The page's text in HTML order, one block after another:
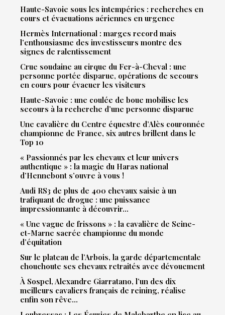
Haute-Savoie sous les intempéries : recherches en
cours et évacuations aériennes en urgence
Hermès International : marges record mais
l’enthousiasme des investisseurs montre des
signes de ralentissement
Crue soudaine au cirque du Fer-à-Cheval : une
personne portée disparue, opérations de secours
en cours pour évacuer les visiteurs
Haute-Savoie : une coulée de boue mobilise les
secours à la recherche d’une personne disparue
Une cavalière du Centre équestre d’Alès couronnée
championne de France, six autres brillent dans le
Top 10
« Passionnés par les chevaux et leur univers
authentique » : la magie du Haras national
d’Hennebont s’ouvre à vous !
Audi RS3 de plus de 400 chevaux saisie à un
trafiquant de drogue : une puissance
impressionnante à découvrir…
« Une vague de frissons » : la cavalière de Seine-
et-Marne sacrée championne du monde
d’équitation
Sur le plateau de l’Arbois, la garde départementale
chouchoute ses chevaux retraités avec dévouement
À Sospel, Alexandre Giarratano, l’un des dix
meilleurs cavaliers français de reining, réalise
enfin son rêve…